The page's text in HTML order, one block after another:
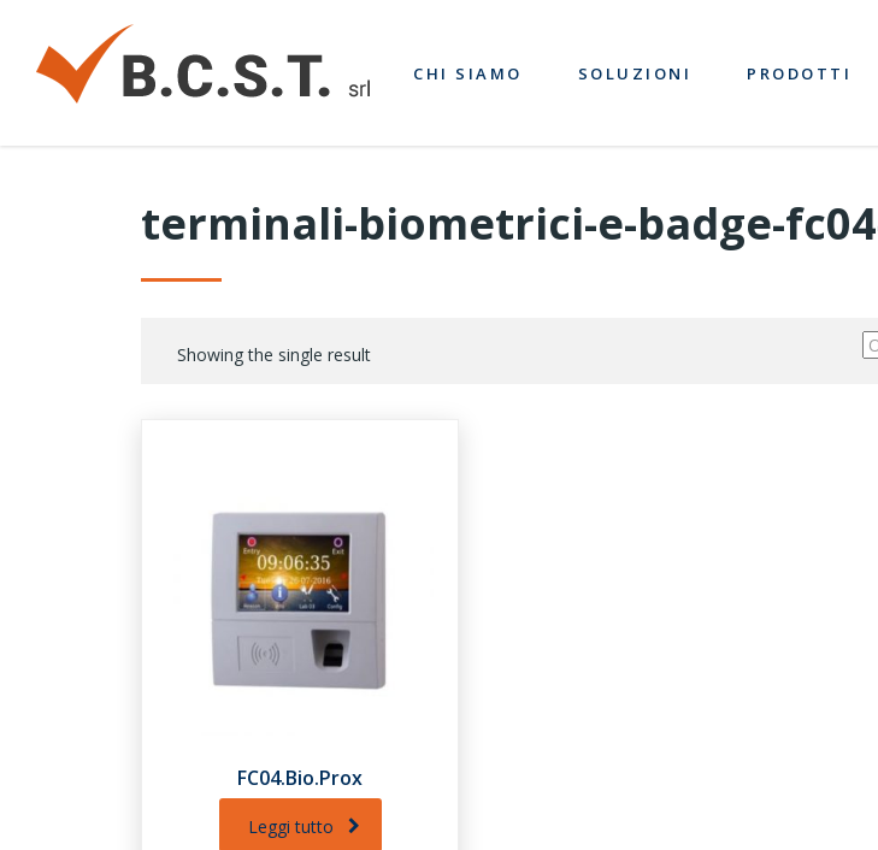
CHI SIAMO SOLUZIONI PRODOTTI
terminali-biometrici-e-badge-
Showing the single result
FC04.Bio.Prox
Leggi tutto